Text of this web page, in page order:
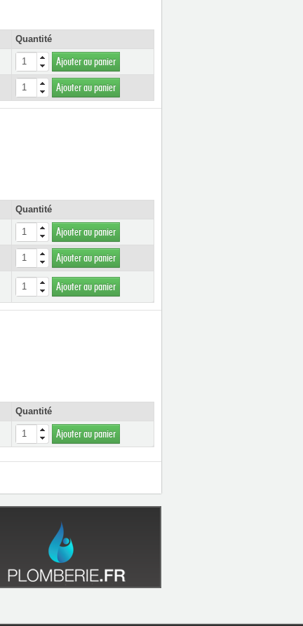
Quantité
Ajouter au panier
Ajouter au panier
Quantité
Ajouter au panier
Ajouter au panier
Ajouter au panier
Quantité
Ajouter au panier